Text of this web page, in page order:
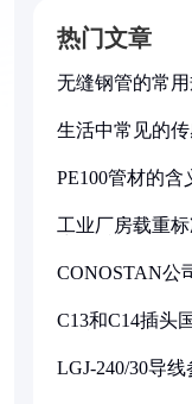
热门文章
无缝钢管的常
生活中常见的
PE100管材的含
工业厂房载重
CONOSTAN公
C13和C14插头
LGJ-240/30导